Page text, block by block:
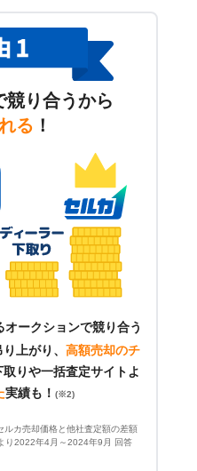
競り合うから
る ！
オークションで競り合う
上がり、 高額売却のチ
りや一括査定サイトよ
実績も！ (※2)
カ売却価格と他社査定額の差額
り2022年4月～2024年9月 回答